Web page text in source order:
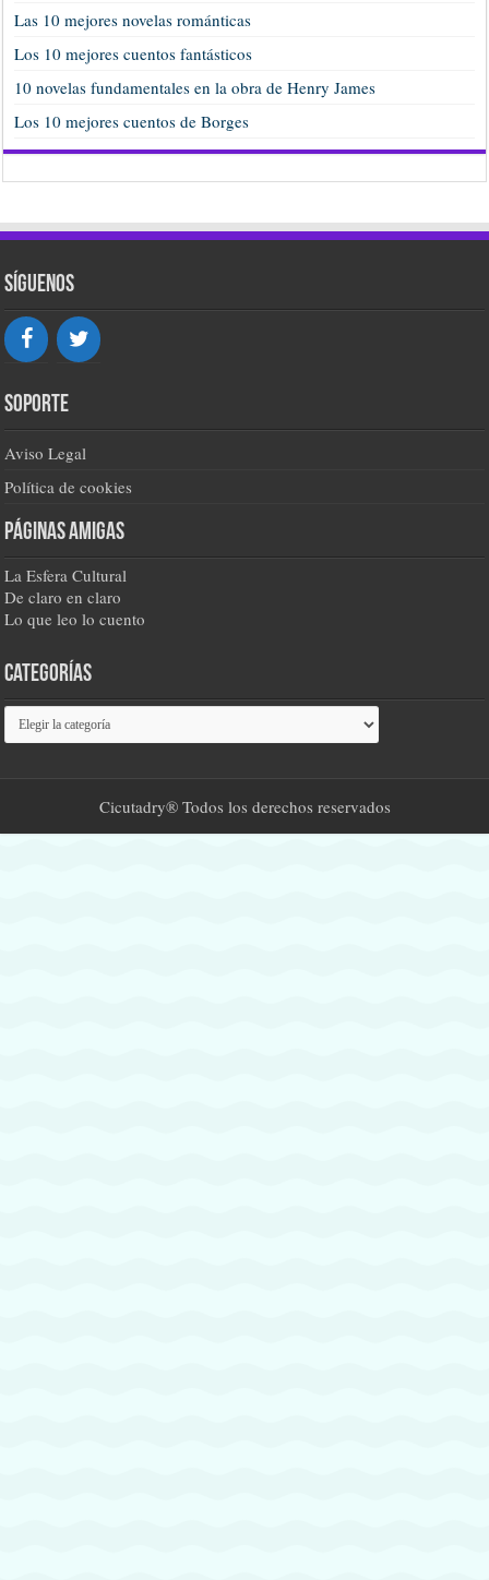
Las 10 mejores novelas románticas
Los 10 mejores cuentos fantásticos
10 novelas fundamentales en la obra de Henry James
Los 10 mejores cuentos de Borges
Síguenos
Soporte
Aviso Legal
Política de cookies
Páginas amigas
La Esfera Cultural
De claro en claro
Lo que leo lo cuento
Categorías
Categorías
Cicutadry® Todos los derechos reservados